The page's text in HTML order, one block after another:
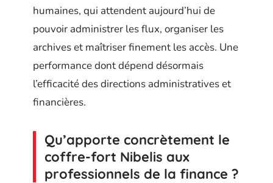
humaines, qui attendent aujourd’hui de
pouvoir administrer les flux, organiser les
archives et maîtriser finement les accès. Une
performance dont dépend désormais
l’efficacité des directions administratives et
financières.
Qu’apporte concrètement le
coffre-fort Nibelis aux
professionnels de la finance ?